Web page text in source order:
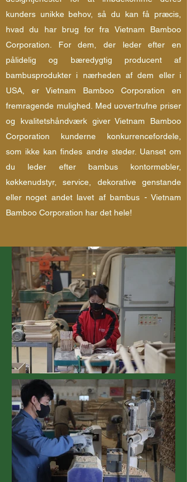
kunders unikke behov, så du kan få præcis,
hvad du har brug for fra Vietnam Bamboo
Corporation. For dem, der leder efter en
pålidelig og bæredygtig producent af
bambusprodukter i nærheden af dem eller i
USA, er Vietnam Bamboo Corporation en
fremragende mulighed. Med uovertrufne priser
og kvalitetshåndværk giver Vietnam Bamboo
Corporation kunderne konkurrencefordele,
som ikke kan findes andre steder. Uanset om
du leder efter bambus kontormøbler,
køkkenudstyr, service, dekorative genstande
eller noget andet lavet af bambus - Vietnam
Bamboo Corporation har det hele!